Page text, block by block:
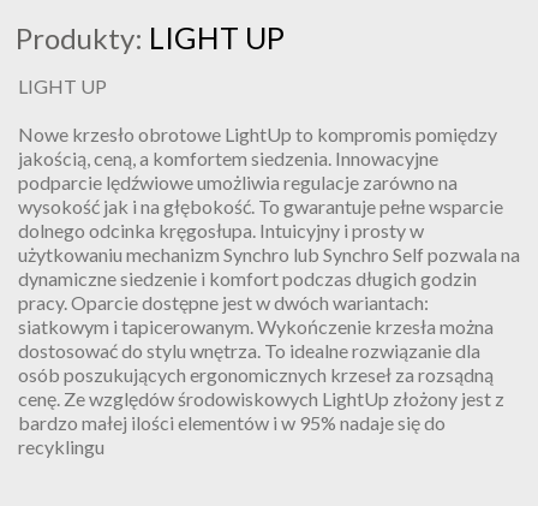
Produkty: LIGHT UP
LIGHT UP
Nowe krzesło obrotowe LightUp to kompromis pomiędzy
jakością, ceną, a komfortem siedzenia. Innowacyjne
podparcie lędźwiowe umożliwia regulacje zarówno na
wysokość jak i na głębokość. To gwarantuje pełne wsparcie
dolnego odcinka kręgosłupa. Intuicyjny i prosty w
użytkowaniu mechanizm Synchro lub Synchro Self pozwala na
dynamiczne siedzenie i komfort podczas długich godzin
pracy. Oparcie dostępne jest w dwóch wariantach:
siatkowym i tapicerowanym. Wykończenie krzesła można
dostosować do stylu wnętrza. To idealne rozwiązanie dla
osób poszukujących ergonomicznych krzeseł za rozsądną
cenę. Ze względów środowiskowych LightUp złożony jest z
bardzo małej ilości elementów i w 95% nadaje się do
recyklingu